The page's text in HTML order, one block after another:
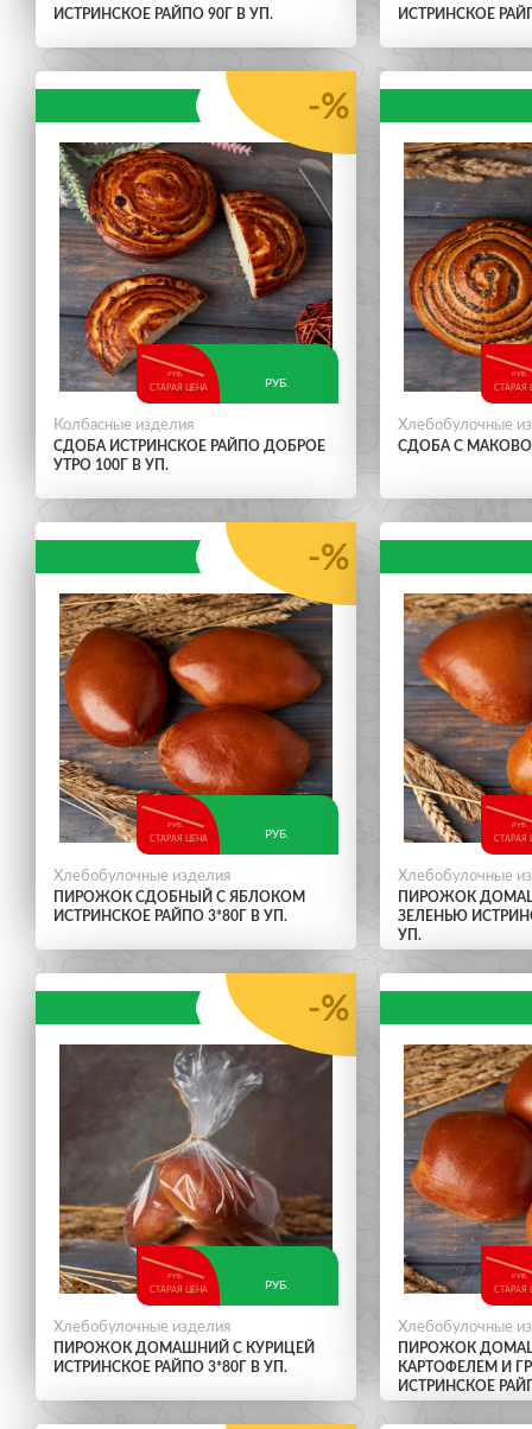
ИСТРИНСКОЕ РАЙПО 90Г В УП.
ИСТРИНСКОЕ
-%
РУБ.
СТАРАЯ ЦЕНА РУБ.
Колбасные изделия
СДОБА ИСТРИНСКОЕ РАЙПО ДОБРОЕ
УТРО 100Г В УП.
РУБ.
СТАРАЯ
Хлебобулочные
СДОБА С
-%
РУБ.
СТАРАЯ ЦЕНА РУБ.
Хлебобулочные изделия
ПИРОЖОК СДОБНЫЙ С ЯБЛОКОМ
ИСТРИНСКОЕ РАЙПО 3*80Г В УП.
РУБ.
СТАРАЯ
Хлебобулочные
ПИРОЖОК
ЗЕЛЕНЬЮ
УП.
-%
РУБ.
СТАРАЯ ЦЕНА РУБ.
Хлебобулочные изделия
ПИРОЖОК ДОМАШНИЙ С КУРИЦЕЙ
ИСТРИНСКОЕ РАЙПО 3*80Г В УП.
РУБ.
СТАРАЯ
Хлебобулочные
ПИРОЖОК
КАРТОФЕЛЕМ И
ИСТРИНСКОЕ